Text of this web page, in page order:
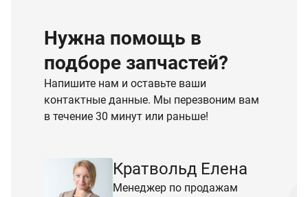
Нужна помощь в
подборе запчастей?
Напишите нам и оставьте ваши
контактные данные. Мы перезвоним вам
в течение 30 минут или раньше!
Кратвольд Елена
Менеджер по продажам